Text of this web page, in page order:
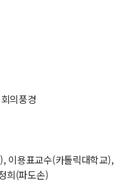
의풍경
용표교수(카톨릭대학
희(파도손)